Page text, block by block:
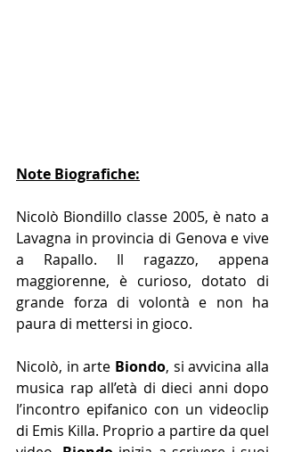
Note Biografiche:
Nicolò Biondillo classe 2005, è nato a
Lavagna in provincia di Genova e vive
a Rapallo. Il ragazzo, appena
maggiorenne, è curioso, dotato di
grande forza di volontà e non ha
paura di mettersi in gioco.
Nicolò, in arte Biondo, si avvicina alla
musica rap all’età di dieci anni dopo
l’incontro epifanico con un videoclip
di Emis Killa. Proprio a partire da quel